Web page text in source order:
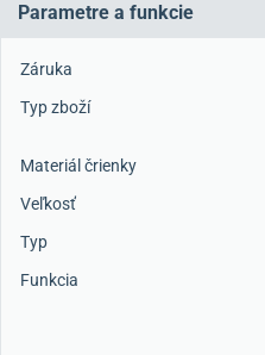
Parametre a funkcie
Záruka
Typ zboží
Materiál črienky
Veľkosť
Typ
Funkcia